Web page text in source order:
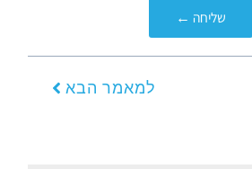
שליחה ←
למאמר הבא